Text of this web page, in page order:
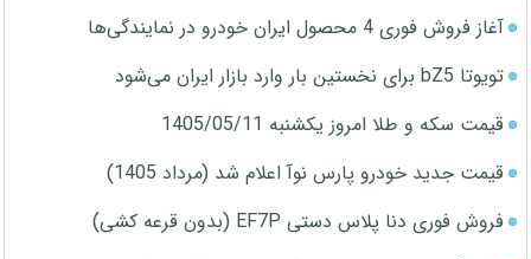
آغاز فروش فوری 4 محصول ایران خودرو در نمایندگی‌ها
تویوتا bZ5 برای نخستین بار وارد بازار ایران می‌شود
قیمت سکه و طلا امروز یکشنبه 1405/05/11
قیمت جدید خودرو پارس نوآ اعلام شد (مرداد 1405)
فروش فوری دنا پلاس دستی EF7P (بدون قرعه کشی)